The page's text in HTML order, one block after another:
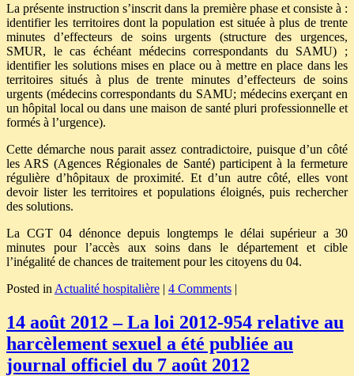
La présente instruction s’inscrit dans la première phase et consiste à :
identifier les territoires dont la population est située à plus de trente
minutes d’effecteurs de soins urgents (structure des urgences,
SMUR, le cas échéant médecins correspondants du SAMU) ;
identifier les solutions mises en place ou à mettre en place dans les
territoires situés à plus de trente minutes d’effecteurs de soins
urgents (médecins correspondants du SAMU; médecins exerçant en
un hôpital local ou dans une maison de santé pluri professionnelle et
formés à l’urgence).
Cette démarche nous parait assez contradictoire, puisque d’un côté
les ARS (Agences Régionales de Santé) participent à la fermeture
régulière d’hôpitaux de proximité. Et d’un autre côté, elles vont
devoir lister les territoires et populations éloignés, puis rechercher
des solutions.
La CGT 04 dénonce depuis longtemps le délai supérieur a 30
minutes pour l’accès aux soins dans le département et cible
l’inégalité de chances de traitement pour les citoyens du 04.
Posted in Actualité hospitalière | 4 Comments |
14 août 2012 – La loi 2012-954 relative au
harcèlement sexuel a été publiée au
journal officiel du 7 août 2012